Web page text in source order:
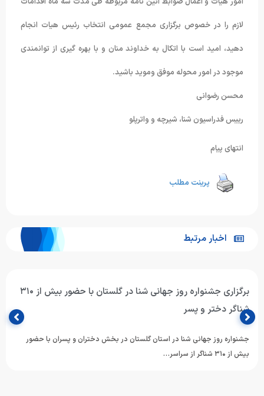
لازم را در خصوص برگزاری مجمع عمومی انتخاب رئیس هیات انجام
دهید، امید است با اتکال به خداوند منان و با بهره گیری از توانمندی
موجود در امور محوله موفق وموید باشید.
محسن رضوانی
رییس فدراسیون شنا، شیرچه و واترپلو
انتهای پیام
پرینت مطلب
اخبار مرتبط
برگزاری جشنواره روز جهانی شنا در گلستان با حضور بیش از ۳۱۰
شناگر دختر و پسر
جشنواره روز جهانی شنا در استان گلستان در بخش دختران و پسران با حضور
بیش از ۳۱۰ شناگر از سراسر…